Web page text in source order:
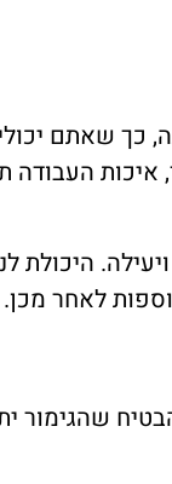
כך שאתם
העבודה
היכולת
לאחר מכן.
שהגימור